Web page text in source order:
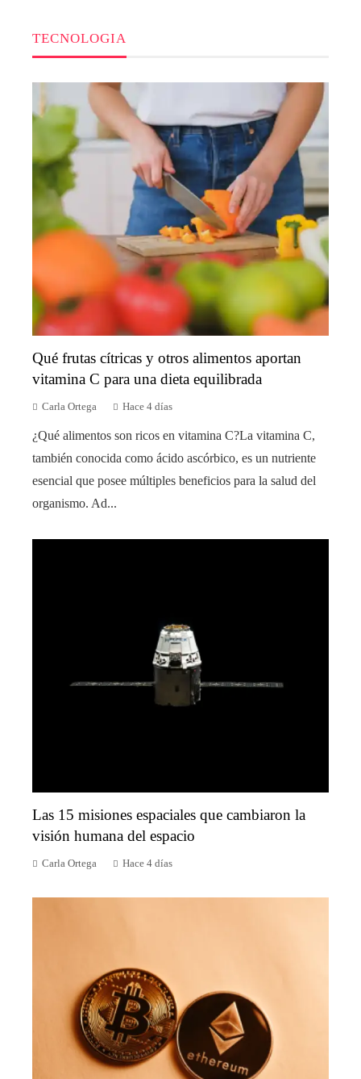
TECNOLOGIA
Qué frutas cítricas y otros alimentos aportan
vitamina C para una dieta equilibrada
Carla Ortega Hace 4 días
¿Qué alimentos son ricos en vitamina C?La vitamina C,
también conocida como ácido ascórbico, es un nutriente
esencial que posee múltiples beneficios para la salud del
organismo. Ad...
Las 15 misiones espaciales que cambiaron la
visión humana del espacio
Carla Ortega Hace 4 días